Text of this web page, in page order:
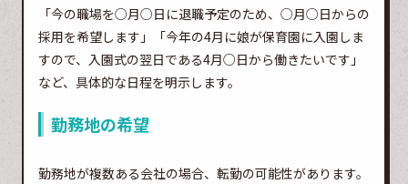
「今の職場を○月○日に退職予定のため、○月○日からの
採用を希望します」「今年の4月に娘が保育園に入園しま
すので、入園式の翌日である4月○日から働きたいです」
など、具体的な日程を明示します。
勤務地の希望
勤務地が複数ある会社の場合、転勤の可能性があります。